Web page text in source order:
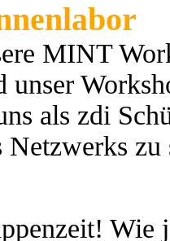
MINT
als zdi
Netzwerks
Wie